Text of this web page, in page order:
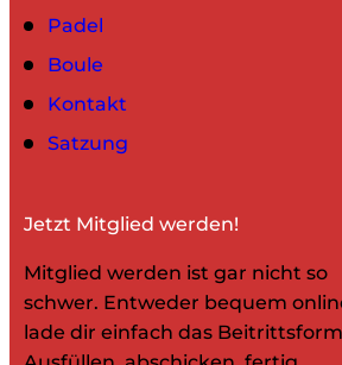
Padel
Boule
Kontakt
Satzung
Jetzt Mitglied werden!
Mitglied werden ist gar nicht so
schwer. Entweder bequem
lade dir einfach das